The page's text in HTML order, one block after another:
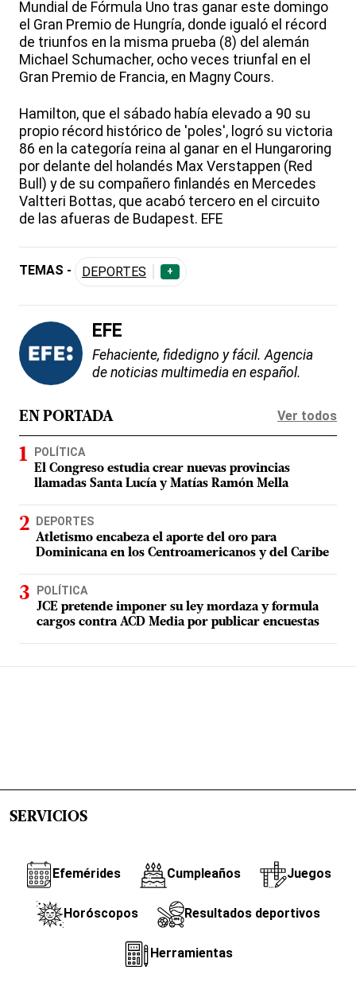
Mundial de Fórmula Uno tras ganar este domingo
el Gran Premio de Hungría, donde igualó el récord
de triunfos en la misma prueba (8) del alemán
Michael Schumacher, ocho veces triunfal en el
Gran Premio de Francia, en Magny Cours.
Hamilton, que el sábado había elevado a 90 su
propio récord histórico de 'poles', logró su victoria
86 en la categoría reina al ganar en el Hungaroring
por delante del holandés Max Verstappen (Red
Bull) y de su compañero finlandés en Mercedes
Valtteri Bottas, que acabó tercero en el circuito
de las afueras de Budapest. EFE
TEMAS - DEPORTES +
EFE
Fehaciente, fidedigno y fácil. Agencia
de noticias multimedia en español.
EN PORTADA Ver todos
POLÍTICA
El Congreso estudia crear nuevas provincias
llamadas Santa Lucía y Matías Ramón Mella
DEPORTES
Atletismo encabeza el aporte del oro para
Dominicana en los Centroamericanos y del Caribe
POLÍTICA
JCE pretende imponer su ley mordaza y formula
cargos contra ACD Media por publicar encuestas
SERVICIOS
Efemérides Cumpleaños Juegos
Horóscopos Resultados deportivos
Herramientas